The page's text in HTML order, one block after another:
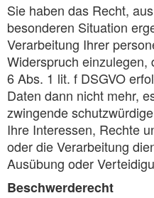
Sie haben das Recht,
besonderen Situation
Verarbeitung Ihrer
Widerspruch
6 Abs. 1 lit. f DSGVO
Daten dann nicht mehr,
zwingende
Ihre Interessen, Rechte
oder die Verarbeitung
Ausübung oder
Beschwerderecht